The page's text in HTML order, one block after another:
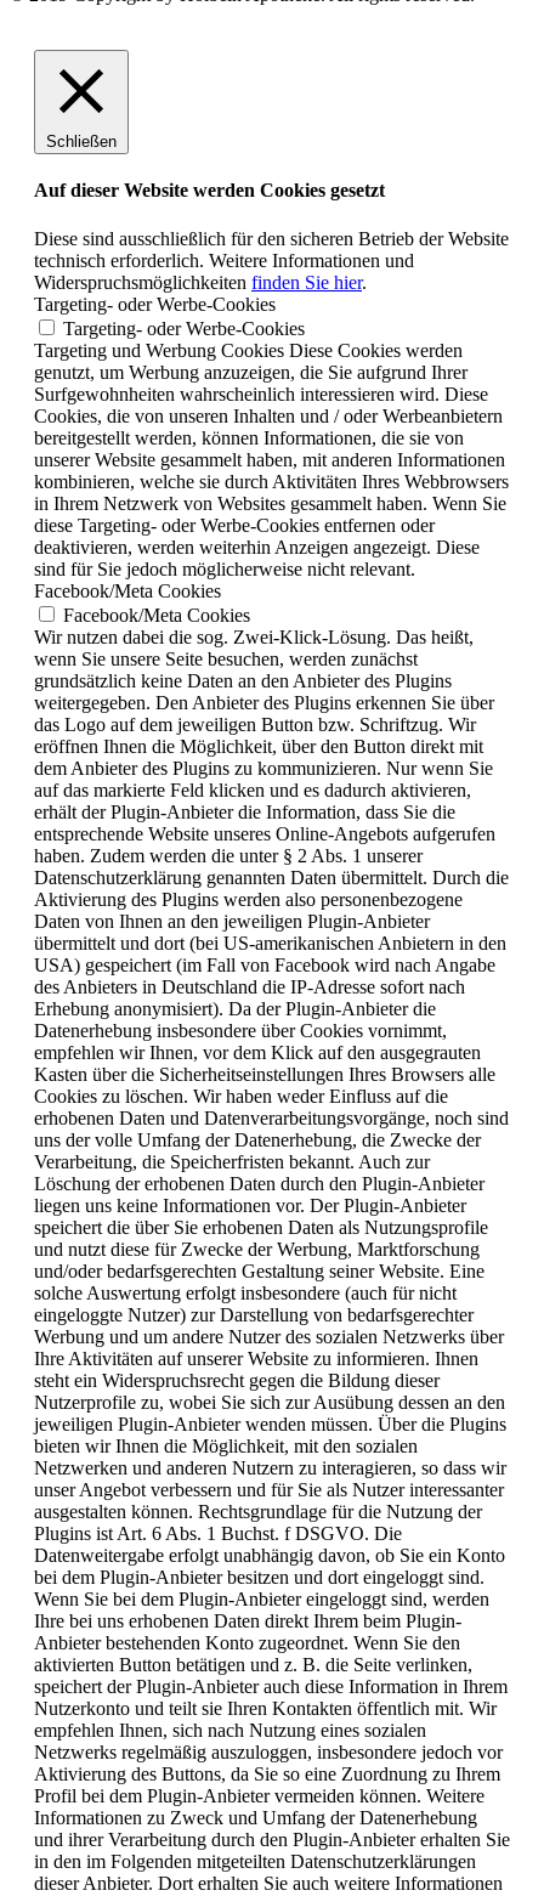
Schließen
Auf dieser Website werden Cookies gesetzt
Diese sind ausschließlich für den sicheren Betrieb der Website
technisch erforderlich. Weitere Informationen und
Widerspruchsmöglichkeiten finden Sie hier.
Targeting- oder Werbe-Cookies
Targeting- oder Werbe-Cookies
Targeting und Werbung Cookies Diese Cookies werden
genutzt, um Werbung anzuzeigen, die Sie aufgrund Ihrer
Surfgewohnheiten wahrscheinlich interessieren wird. Diese
Cookies, die von unseren Inhalten und / oder Werbeanbietern
bereitgestellt werden, können Informationen, die sie von
unserer Website gesammelt haben, mit anderen Informationen
kombinieren, welche sie durch Aktivitäten Ihres Webbrowsers
in Ihrem Netzwerk von Websites gesammelt haben. Wenn Sie
diese Targeting- oder Werbe-Cookies entfernen oder
deaktivieren, werden weiterhin Anzeigen angezeigt. Diese
sind für Sie jedoch möglicherweise nicht relevant.
Facebook/Meta Cookies
Facebook/Meta Cookies
Wir nutzen dabei die sog. Zwei-Klick-Lösung. Das heißt,
wenn Sie unsere Seite besuchen, werden zunächst
grundsätzlich keine Daten an den Anbieter des Plugins
weitergegeben. Den Anbieter des Plugins erkennen Sie über
das Logo auf dem jeweiligen Button bzw. Schriftzug. Wir
eröffnen Ihnen die Möglichkeit, über den Button direkt mit
dem Anbieter des Plugins zu kommunizieren. Nur wenn Sie
auf das markierte Feld klicken und es dadurch aktivieren,
erhält der Plugin-Anbieter die Information, dass Sie die
entsprechende Website unseres Online-Angebots aufgerufen
haben. Zudem werden die unter § 2 Abs. 1 unserer
Datenschutzerklärung genannten Daten übermittelt. Durch die
Aktivierung des Plugins werden also personenbezogene
Daten von Ihnen an den jeweiligen Plugin-Anbieter
übermittelt und dort (bei US-amerikanischen Anbietern in den
USA) gespeichert (im Fall von Facebook wird nach Angabe
des Anbieters in Deutschland die IP-Adresse sofort nach
Erhebung anonymisiert). Da der Plugin-Anbieter die
Datenerhebung insbesondere über Cookies vornimmt,
empfehlen wir Ihnen, vor dem Klick auf den ausgegrauten
Kasten über die Sicherheitseinstellungen Ihres Browsers alle
Cookies zu löschen. Wir haben weder Einfluss auf die
erhobenen Daten und Datenverarbeitungsvorgänge, noch sind
uns der volle Umfang der Datenerhebung, die Zwecke der
Verarbeitung, die Speicherfristen bekannt. Auch zur
Löschung der erhobenen Daten durch den Plugin-Anbieter
liegen uns keine Informationen vor. Der Plugin-Anbieter
speichert die über Sie erhobenen Daten als Nutzungsprofile
und nutzt diese für Zwecke der Werbung, Marktforschung
und/oder bedarfsgerechten Gestaltung seiner Website. Eine
solche Auswertung erfolgt insbesondere (auch für nicht
eingeloggte Nutzer) zur Darstellung von bedarfsgerechter
Werbung und um andere Nutzer des sozialen Netzwerks über
Ihre Aktivitäten auf unserer Website zu informieren. Ihnen
steht ein Widerspruchsrecht gegen die Bildung dieser
Nutzerprofile zu, wobei Sie sich zur Ausübung dessen an den
jeweiligen Plugin-Anbieter wenden müssen. Über die Plugins
bieten wir Ihnen die Möglichkeit, mit den sozialen
Netzwerken und anderen Nutzern zu interagieren, so dass wir
unser Angebot verbessern und für Sie als Nutzer interessanter
ausgestalten können. Rechtsgrundlage für die Nutzung der
Plugins ist Art. 6 Abs. 1 Buchst. f DSGVO. Die
Datenweitergabe erfolgt unabhängig davon, ob Sie ein Konto
bei dem Plugin-Anbieter besitzen und dort eingeloggt sind.
Wenn Sie bei dem Plugin-Anbieter eingeloggt sind, werden
Ihre bei uns erhobenen Daten direkt Ihrem beim Plugin-
Anbieter bestehenden Konto zugeordnet. Wenn Sie den
aktivierten Button betätigen und z. B. die Seite verlinken,
speichert der Plugin-Anbieter auch diese Information in Ihrem
Nutzerkonto und teilt sie Ihren Kontakten öffentlich mit. Wir
empfehlen Ihnen, sich nach Nutzung eines sozialen
Netzwerks regelmäßig auszuloggen, insbesondere jedoch vor
Aktivierung des Buttons, da Sie so eine Zuordnung zu Ihrem
Profil bei dem Plugin-Anbieter vermeiden können. Weitere
Informationen zu Zweck und Umfang der Datenerhebung
und ihrer Verarbeitung durch den Plugin-Anbieter erhalten Sie
in den im Folgenden mitgeteilten Datenschutzerklärungen
dieser Anbieter. Dort erhalten Sie auch weitere Informationen